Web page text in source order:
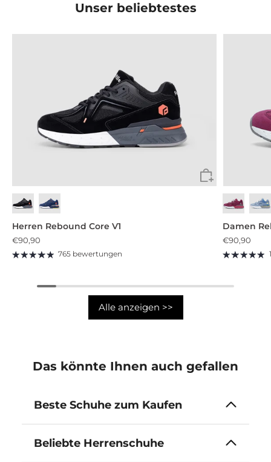
Unser beliebtestes
Herren Rebound Core V1
€90,90
765 bewertungen
Damen
€90,90
Tiefschwarz
Alle anzeigen >>
Das könnte Ihnen auch gefallen
Beste Schuhe zum Kaufen
Beliebte Herrenschuhe